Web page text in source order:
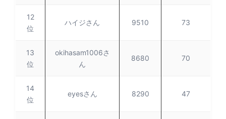
12
位
ハイジさん 9510 73
13
位
okihasam1006さ
ん
8680 70
14
位
eyesさん 8290 47